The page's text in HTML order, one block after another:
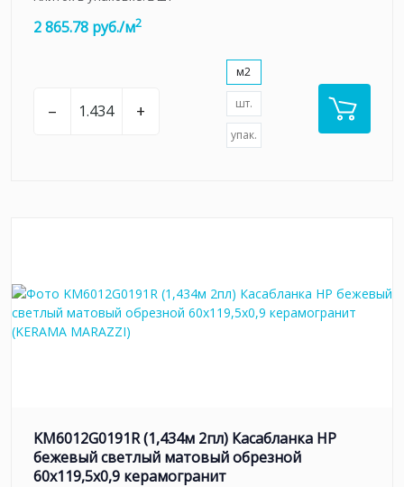
2 865.78 руб./м2
– +
м2
шт.
упак.
KM6012G0191R (1,434м 2пл) Касабланка HP
бежевый светлый матовый обрезной
60x119,5x0,9 керамогранит